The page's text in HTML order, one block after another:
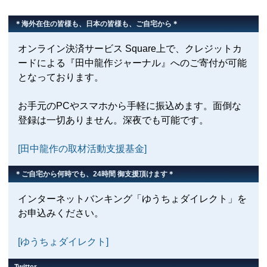
＊海外在住の皆様も、日本の皆様も、ご自宅から＊
オンライン決済サービス Square上で、クレジットカ
ードによる『田中龍作ジャーナル』へのご寄付が可能
となっております。
お手元のPCやスマホから手軽に振込めます。面倒な
登録は一切ありません。深夜でも可能です。
[田中龍作の取材活動支援基金]
＊ご自宅から何時でも、24時間 御支援頂けます＊
インターネットバンキング「ゆうちょダイレクト」を
お申込みください。
[ゆうちょダイレクト]